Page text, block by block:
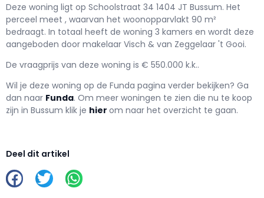
Deze woning ligt op Schoolstraat 34 1404 JT Bussum. Het
perceel meet , waarvan het woonopparvlakt 90 m²
bedraagt. In totaal heeft de woning 3 kamers en wordt deze
aangeboden door makelaar Visch & van Zeggelaar 't Gooi.
De vraagprijs van deze woning is € 550.000 k.k..
Wil je deze woning op de Funda pagina verder bekijken? Ga
dan naar Funda. Om meer woningen te zien die nu te koop
zijn in Bussum klik je hier om naar het overzicht te gaan.
Deel dit artikel